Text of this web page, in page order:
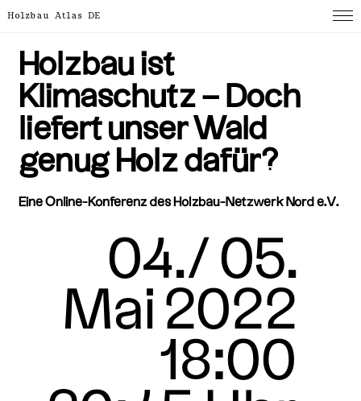
Holzbau Atlas DE
Holzbau ist
Klimaschutz – Doch
liefert unser Wald
genug Holz dafür?
Eine Online-Konferenz des Holzbau-Netzwerk Nord e.V.
04./ 05.
Mai 2022
18:00